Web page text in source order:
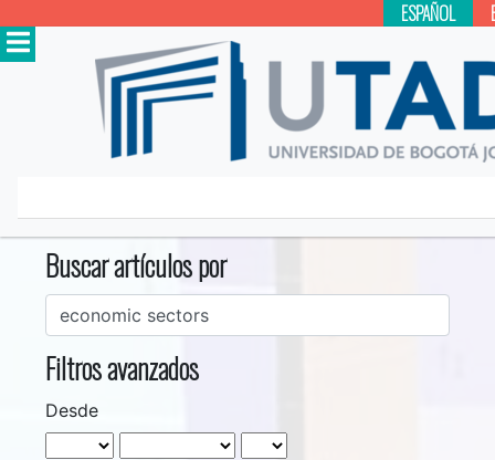
ESPAÑOL
Buscar artículos por
Filtros avanzados
Desde